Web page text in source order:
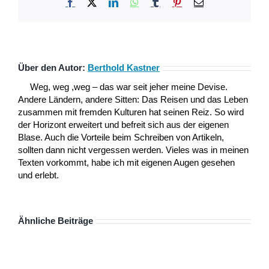
Über den Autor: Berthold Kastner
Weg, weg ,weg – das war seit jeher meine Devise.
Andere Ländern, andere Sitten: Das Reisen und das Leben
zusammen mit fremden Kulturen hat seinen Reiz. So wird
der Horizont erweitert und befreit sich aus der eigenen
Blase. Auch die Vorteile beim Schreiben von Artikeln,
sollten dann nicht vergessen werden. Vieles was in meinen
Texten vorkommt, habe ich mit eigenen Augen gesehen
und erlebt.
Ähnliche Beiträge